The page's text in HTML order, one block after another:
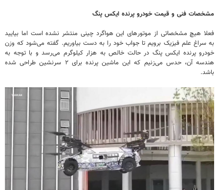
مشخصات فنی و قیمت خودرو پرنده ایکس پنگ
فعلا هیچ مشخصاتی از موتورهای این هواگرد چینی منتشر نشده است اما بیایید
به سراغ علم فیزیک برویم تا جواب خود را به دست بیاوریم. گفته می‌شود که وزن
خودرو پرنده ایکس پنگ در حالت خالص به هزار کیلوگرم می‌رسد و با توجه به
هندسه آن، حدس می‌زنیم که این ماشین پرنده برای ۲ سرنشین طراحی شده
باشد.